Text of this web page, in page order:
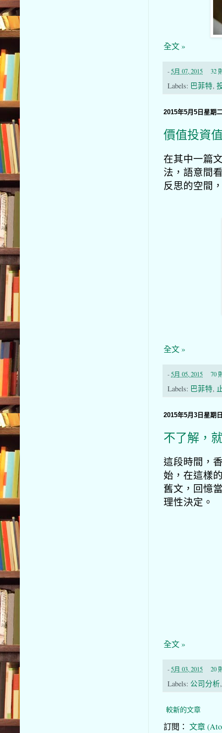
全文 »
-5月 07, 2015 32
Labels: 巴菲特,
2015年5月5日星期
價值投資
在其中一篇
法，語意間
反思的空間
全文 »
-5月 05, 2015 70
Labels: 巴菲特,
2015年5月3日星期
不了解，
這段時間，
始，在這樣
舊文，回憶
理性決定。
全文 »
-5月 03, 2015 20
Labels: 公司分析
較新的文章
訂閱： 文章